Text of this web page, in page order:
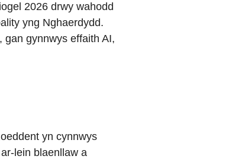
2026 drwy wahodd
yng Nghaerdydd.
gan gynnwys effaith AI,
yn cynnwys
lein blaenllaw a